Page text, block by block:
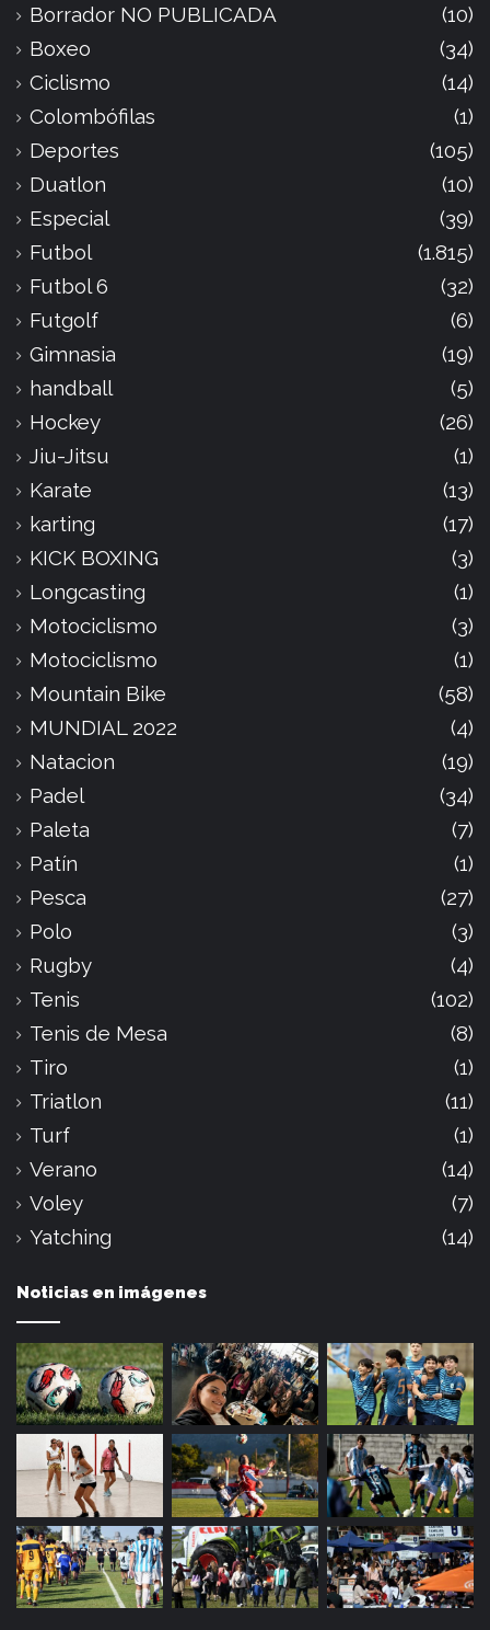
Borrador NO PUBLICADA
(10)
Boxeo
(34)
Ciclismo
(14)
Colombófilas
(1)
Deportes
(105)
Duatlon
(10)
Especial
(39)
Futbol
(1.815)
Futbol 6
(32)
Futgolf
(6)
Gimnasia
(19)
handball
(5)
Hockey
(26)
Jiu-Jitsu
(1)
Karate
(13)
karting
(17)
KICK BOXING
(3)
Longcasting
(1)
Motociclismo
(3)
Motociclismo
(1)
Mountain Bike
(58)
MUNDIAL 2022
(4)
Natacion
(19)
Padel
(34)
Paleta
(7)
Patín
(1)
Pesca
(27)
Polo
(3)
Rugby
(4)
Tenis
(102)
Tenis de Mesa
(8)
Tiro
(1)
Triatlon
(11)
Turf
(1)
Verano
(14)
Voley
(7)
Yatching
(14)
Noticias en imágenes